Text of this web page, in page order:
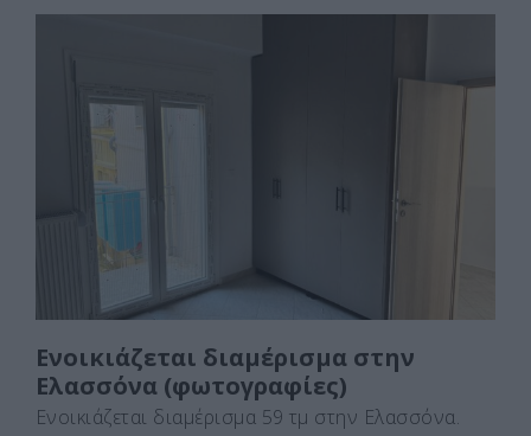
c
b
o
o
k
st
d
n
ai ρ
Ενοικιάζεται διαμέρισμα στην
Ελασσόνα (φωτογραφίες)
Ενοικιάζεται διαμέρισμα 59 τμ στην Ελασσόνα.